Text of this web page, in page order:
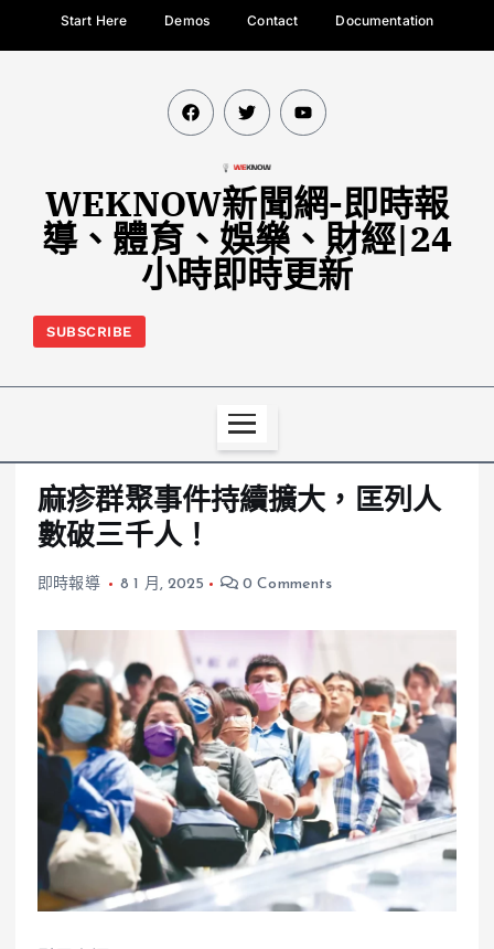
Start Here Demos Contact Documentation
WEKNOW新聞網-即時報
導、體育、娛樂、財經|24
小時即時更新
SUBSCRIBE
麻疹群聚事件持續擴大，匡列人
數破三千人！
即時報導 8 1 月, 2025 0 Comments